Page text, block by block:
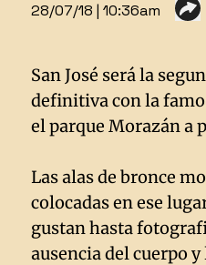
28/07/18 | 10:36am
San José será la
definitiva con la
el parque Morazán a
Las alas de bronce
colocadas en ese
gustan hasta
ausencia del cuerpo